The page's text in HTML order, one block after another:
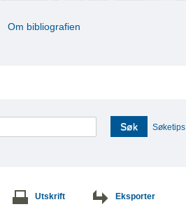
Om bibliografien
Søk Søketips
Utskrift Eksporter